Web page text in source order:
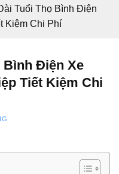
Tuổi Thọ Bình Điện
Kiệm Chi Phí
Bình Điện Xe
Tiết Kiệm Chi